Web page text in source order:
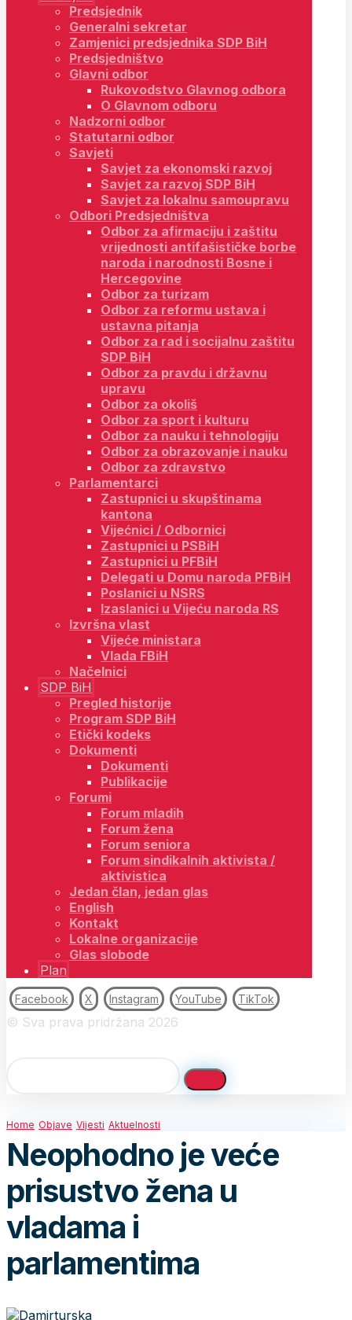
Predsjednik
Generalni sekretar
Zamjenici predsjednika SDP BiH
Predsjedništvo
Glavni odbor
Rukovodstvo Glavnog odbora
O Glavnom odboru
Nadzorni odbor
Statutarni odbor
Savjeti
Savjet za ekonomski razvoj
Savjet za razvoj SDP BiH
Savjet za lokalnu samoupravu
Odbori Predsjedništva
Odbor za afirmaciju i zaštitu
vrijednosti antifašističke borbe
naroda i narodnosti Bosne i
Hercegovine
Odbor za turizam
Odbor za reformu ustava i
ustavna pitanja
Odbor za rad i socijalnu zaštitu
SDP BiH
Odbor za pravdu i državnu
upravu
Odbor za okoliš
Odbor za sport i kulturu
Odbor za nauku i tehnologiju
Odbor za obrazovanje i nauku
Odbor za zdravstvo
Parlamentarci
Zastupnici u skupštinama
kantona
Vijećnici / Odbornici
Zastupnici u PSBiH
Zastupnici u PFBiH
Delegati u Domu naroda PFBiH
Poslanici u NSRS
Izaslanici u Vijeću naroda RS
Izvršna vlast
Vijeće ministara
Vlada FBiH
Načelnici
SDP BiH
Pregled historije
Program SDP BiH
Etički kodeks
Dokumenti
Dokumenti
Publikacije
Forumi
Forum mladih
Forum žena
Forum seniora
Forum sindikalnih aktivista /
aktivistica
Jedan član, jedan glas
English
Kontakt
Lokalne organizacije
Glas slobode
Plan
Facebook X Instagram YouTube TikTok
© Sva prava pridržana 2026
Home Objave Vijesti Aktuelnosti
Neophodno je veće
prisustvo žena u
vladama i
parlamentima